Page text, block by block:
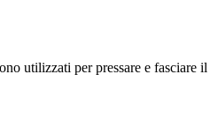
utilizzati per pressare e fasciare